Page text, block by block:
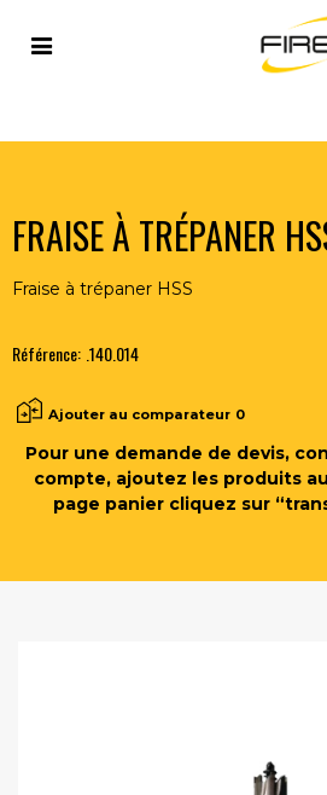
Accueil OUTILLAGE DU SOUDEUR
FRAISE À TRÉPANER
FRAISE À TRÉPANER
Fraise à trépaner HSS
Référence: .140.014
Ajouter au comparateur 0
Pour une demande de devis,
compte, ajoutez les produits
page panier cliquez sur